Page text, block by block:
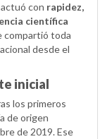
con rapidez,
científica
compartió toda
desde el
inicial
los primeros
de origen
de 2019. Ese